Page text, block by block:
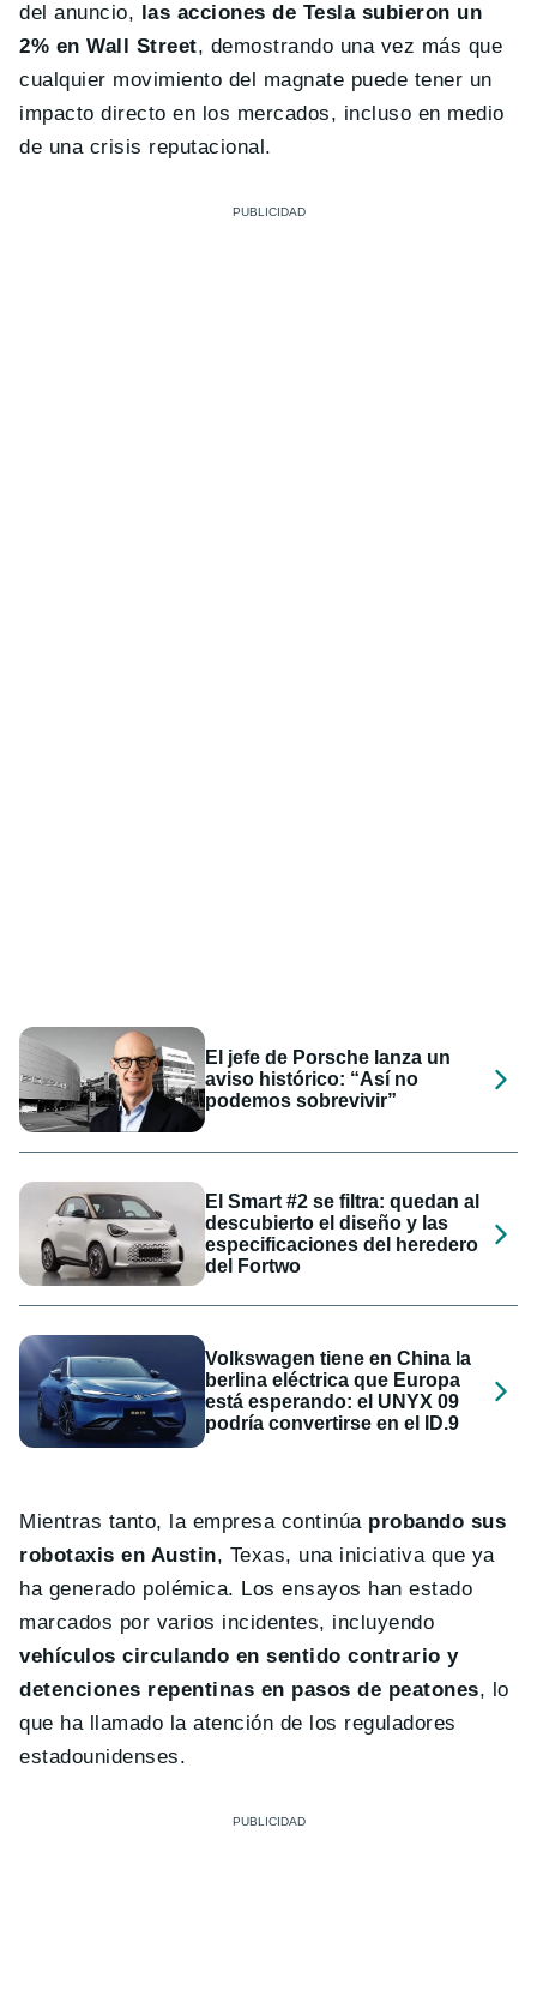
del anuncio,
las acciones de Tesla subieron un
2% en Wall Street, demostrando una vez más que
cualquier movimiento del magnate puede tener un
impacto directo en los mercados, incluso en medio
de una crisis reputacional.
El jefe de Porsche lanza un
aviso histórico: “Así no
podemos sobrevivir”
El Smart #2 se filtra: quedan al
descubierto el diseño y las
especificaciones del heredero
del Fortwo
Volkswagen tiene en China la
berlina eléctrica que Europa
está esperando: el UNYX 09
podría convertirse en el ID.9
Mientras tanto, la empresa continúa probando sus
robotaxis en Austin, Texas, una iniciativa que ya
ha generado polémica. Los ensayos han estado
marcados por varios incidentes, incluyendo
vehículos circulando en sentido contrario y
detenciones repentinas en pasos de peatones, lo
que ha llamado la atención de los reguladores
estadounidenses.